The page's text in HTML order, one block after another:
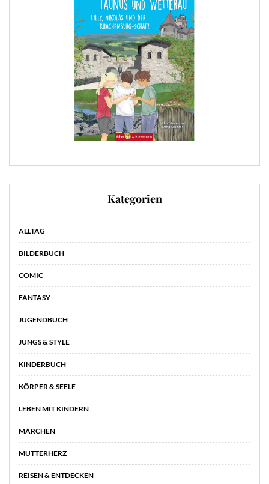
Kategorien
ALLTAG
BILDERBUCH
COMIC
FANTASY
JUGENDBUCH
JUNGS & STYLE
KINDERBUCH
KÖRPER & SEELE
LEBEN MIT KINDERN
MÄRCHEN
MUTTERHERZ
REISEN & ENTDECKEN